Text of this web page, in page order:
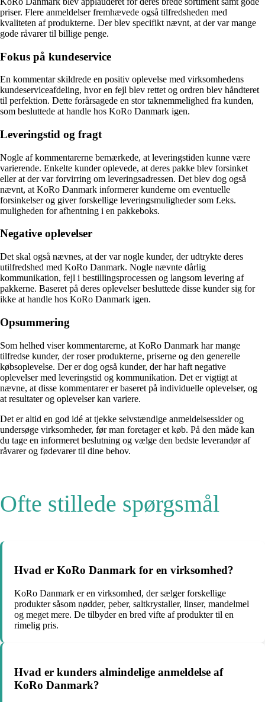
priser. Flere anmeldelser fremhævede også tilfredsheden med
kvaliteten af produkterne. Der blev specifikt nævnt, at der var mange
gode råvarer til billige penge.
Fokus på kundeservice
En kommentar skildrede en positiv oplevelse med virksomhedens
kundeserviceafdeling, hvor en fejl blev rettet og ordren blev håndteret
til perfektion. Dette forårsagede en stor taknemmelighed fra kunden,
som besluttede at handle hos KoRo Danmark igen.
Leveringstid og fragt
Nogle af kommentarerne bemærkede, at leveringstiden kunne være
varierende. Enkelte kunder oplevede, at deres pakke blev forsinket
eller at der var forvirring om leveringsadressen. Det blev dog også
nævnt, at KoRo Danmark informerer kunderne om eventuelle
forsinkelser og giver forskellige leveringsmuligheder som f.eks.
muligheden for afhentning i en pakkeboks.
Negative oplevelser
Det skal også nævnes, at der var nogle kunder, der udtrykte deres
utilfredshed med KoRo Danmark. Nogle nævnte dårlig
kommunikation, fejl i bestillingsprocessen og langsom levering af
pakkerne. Baseret på deres oplevelser besluttede disse kunder sig for
ikke at handle hos KoRo Danmark igen.
Opsummering
Som helhed viser kommentarerne, at KoRo Danmark har mange
tilfredse kunder, der roser produkterne, priserne og den generelle
købsoplevelse. Der er dog også kunder, der har haft negative
oplevelser med leveringstid og kommunikation. Det er vigtigt at
nævne, at disse kommentarer er baseret på individuelle oplevelser, og
at resultater og oplevelser kan variere.
Det er altid en god idé at tjekke selvstændige anmeldelsessider og
undersøge virksomheder, før man foretager et køb. På den måde kan
du tage en informeret beslutning og vælge den bedste leverandør af
råvarer og fødevarer til dine behov.
Ofte stillede spørgsmål
Hvad er KoRo Danmark for en virksomhed?
KoRo Danmark er en virksomhed, der sælger forskellige
produkter såsom nødder, peber, saltkrystaller, linser, mandelmel
og meget mere. De tilbyder en bred vifte af produkter til en
rimelig pris.
Hvad er kunders almindelige anmeldelse af
KoRo Danmark?